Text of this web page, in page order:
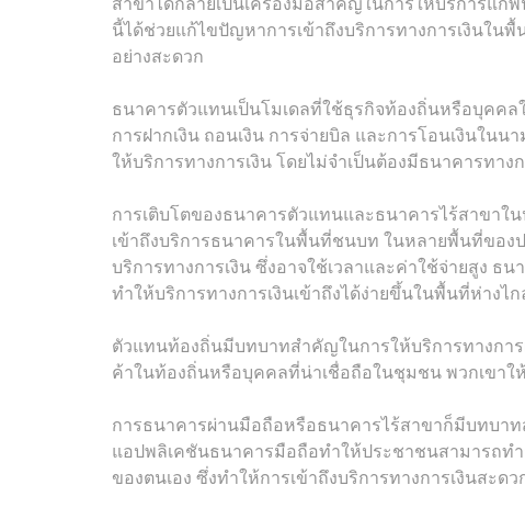
นี้ได้ช่วยแก้ไขปัญหาการเข้าถึงบริการทางการเงินใน
อย่างสะดวก
ธนาคารตัวแทนเป็นโมเดลที่ใช้ธุรกิจท้องถิ่นหรือบุคค
การฝากเงิน ถอนเงิน การจ่ายบิล และการโอนเงินใน
ให้บริการทางการเงิน โดยไม่จำเป็นต้องมีธนาคารทา
การเติบโตของธนาคารตัวแทนและธนาคารไร้สาขาใ
เข้าถึงบริการธนาคารในพื้นที่ชนบท ในหลายพื้นที่ของป
บริการทางการเงิน ซึ่งอาจใช้เวลาและค่าใช้จ่ายสูง
ทำให้บริการทางการเงินเข้าถึงได้ง่ายขึ้นในพื้นที่ห่างไก
ตัวแทนท้องถิ่นมีบทบาทสำคัญในการให้บริการทางกา
ค้าในท้องถิ่นหรือบุคคลที่น่าเชื่อถือในชุมชน พวกเขาใ
การธนาคารผ่านมือถือหรือธนาคารไร้สาขาก็มีบทบาท
แอปพลิเคชันธนาคารมือถือทำให้ประชาชนสามารถทำ
ของตนเอง ซึ่งทำให้การเข้าถึงบริการทางการเงินสะด